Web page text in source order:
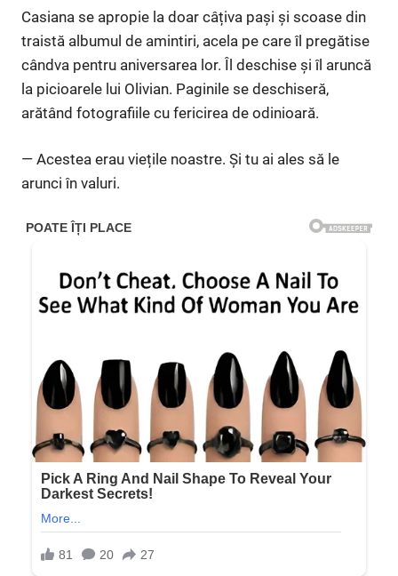
Casiana se apropie la doar câțiva pași și scoase din
traistă albumul de amintiri, acela pe care îl pregătise
cândva pentru aniversarea lor. Îl deschise și îl aruncă
la picioarele lui Olivian. Paginile se deschiseră,
arătând fotografiile cu fericirea de odinioară.
— Acestea erau viețile noastre. Și tu ai ales să le
arunci în valuri.